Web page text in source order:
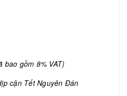
bao gồm 8% VAT)
cận Tết Nguyên Đán